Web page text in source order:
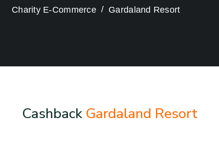
Charity E-Commerce
Gardaland Resort
Cashback Gardaland Resort